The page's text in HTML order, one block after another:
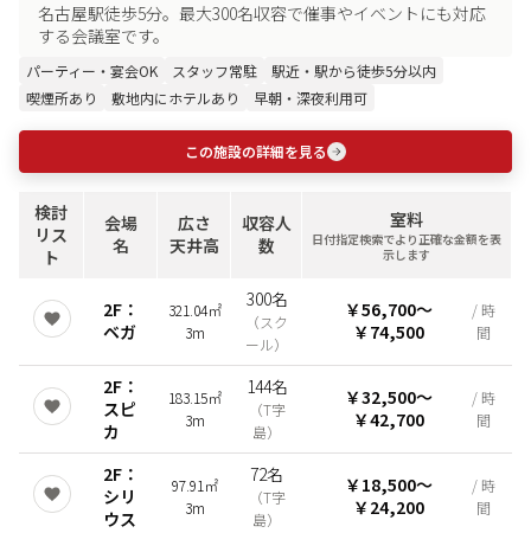
名古屋駅徒歩5分。最大300名収容で催事やイベントにも対応
する会議室です。
パーティー・宴会OK スタッフ常駐
駅近・駅から徒歩5分以内
喫煙所あり
敷地内にホテルあり 早朝・深夜利用可
この施設の詳細を見る
検討
リス
ト
会場
名
広さ
天井高
収容人
数
室料
日付指定検索でより正確な金額を表
示します
2F：
ベガ
321.04㎡
3m
300名
（スク
ール）
￥56,700〜
￥74,500
/ 時
間
2F：
スピ
カ
183.15㎡
3m
144名
（T字
島）
￥32,500〜
￥42,700
/ 時
間
2F：
シリ
ウス
97.91㎡
3m
72名
（T字
島）
￥18,500〜
￥24,200
/ 時
間